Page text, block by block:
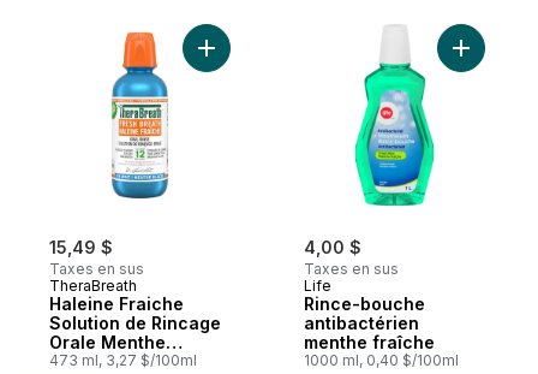
Sans alcool
15,49 $
Taxes en sus
TheraBreath
Haleine Fraiche
Solution de Rincage
Orale Menthe
Glacee
473 ml, 3,27 $/100ml
Ajouter Haleine Fraiche Solution de
4,00 $
Taxes en sus
Life
Rince-bouche
antibactérien
menthe fraîche
1000 ml, 0,40 $/100ml
Ajouter